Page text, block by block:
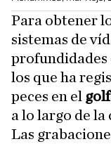
Para obtener
sistemas de
profundidades
los que ha
peces en el
a lo largo de
Las